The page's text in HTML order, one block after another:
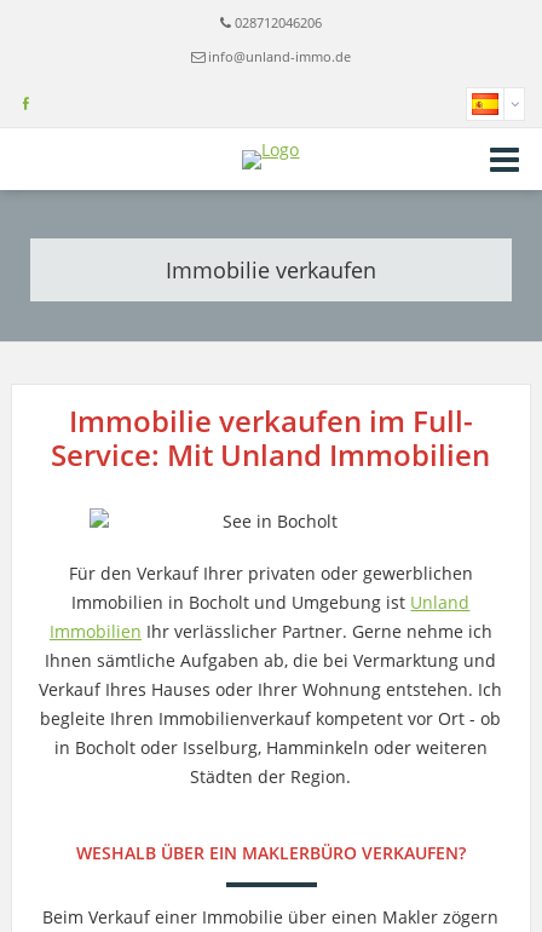
028712046206
info@unland-immo.de
Immobilie verkaufen
Immobilie verkaufen im Full-
Service: Mit Unland Immobilien
Für den Verkauf Ihrer privaten oder gewerblichen
Immobilien in Bocholt und Umgebung ist Unland
Immobilien Ihr verlässlicher Partner. Gerne nehme ich
Ihnen sämtliche Aufgaben ab, die bei Vermarktung und
Verkauf Ihres Hauses oder Ihrer Wohnung entstehen. Ich
begleite Ihren Immobilienverkauf kompetent vor Ort - ob
in Bocholt oder Isselburg, Hamminkeln oder weiteren
Städten der Region.
WESHALB ÜBER EIN MAKLERBÜRO VERKAUFEN?
Beim Verkauf einer Immobilie über einen Makler zögern